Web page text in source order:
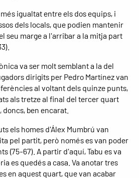
igualtat entre els dos equips, i
dels locals, que podien mantenir
seu marge a l'arribar a la mitja part
va ser molt semblant a la del
dirigits per Pedro Martínez van
al voltant dels quinze punts,
als tretze al final del tercer quart
ben encarat.
els homes d'Álex Mumbrú van
pel partit, però només es van poder
(75-67). A partir d'aquí, Tabu es va
es quedés a casa. Va anotar tres
en aquest quart, que van acabar